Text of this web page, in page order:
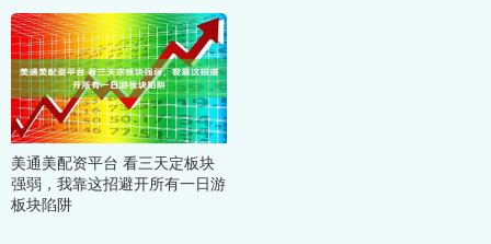
美通美配资平台 看三天定板块
强弱，我靠这招避开所有一日游
板块陷阱